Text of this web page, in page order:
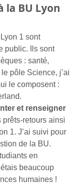
la BU Lyon
1 sont
public. Ils sont
: santé,
pôle Science, j’ai
le composent :
et renseigner
prêts-retours ainsi
1. J’ai suivi pour
de la BU.
en
beaucoup
humaines !